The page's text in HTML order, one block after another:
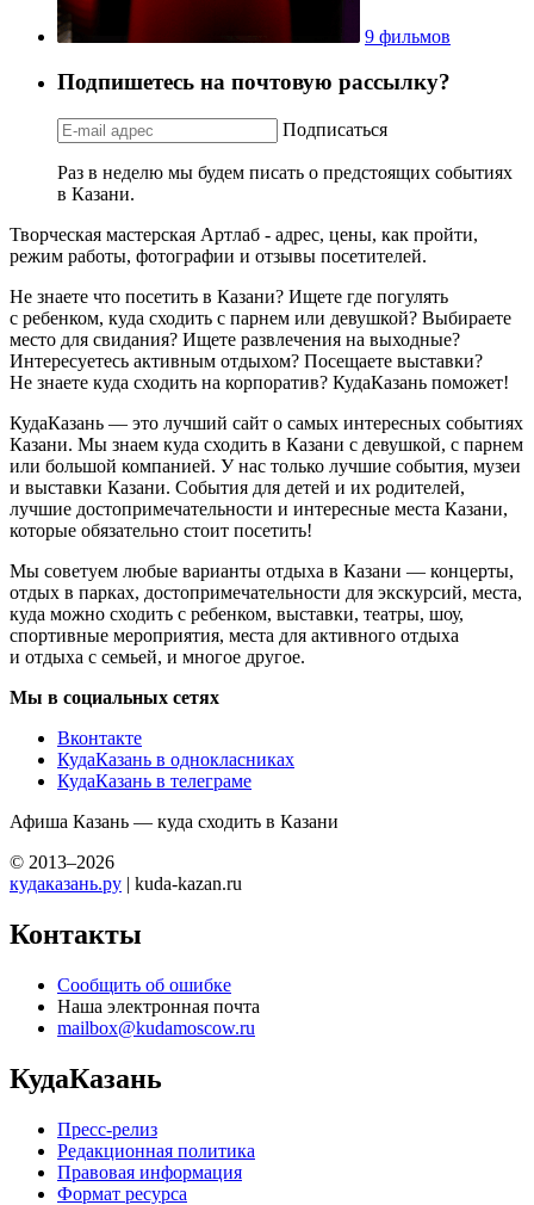
9 фильмов
Подпишетесь на почтовую рассылку?
Подписаться
Раз в неделю мы будем писать о предстоящих событиях
в Казани.
Творческая мастерская Артлаб - адрес, цены, как пройти,
режим работы, фотографии и отзывы посетителей.
Не знаете что посетить в Казани? Ищете где погулять
с ребенком, куда сходить с парнем или девушкой? Выбираете
место для свидания? Ищете развлечения на выходные?
Интересуетесь активным отдыхом? Посещаете выставки?
Не знаете куда сходить на корпоратив? КудаКазань поможет!
КудаКазань — это лучший сайт о самых интересных событиях
Казани. Мы знаем куда сходить в Казани с девушкой, с парнем
или большой компанией. У нас только лучшие события, музеи
и выставки Казани. События для детей и их родителей,
лучшие достопримечательности и интересные места Казани,
которые обязательно стоит посетить!
Мы советуем любые варианты отдыха в Казани — концерты,
отдых в парках, достопримечательности для экскурсий, места,
куда можно сходить с ребенком, выставки, театры, шоу,
спортивные мероприятия, места для активного отдыха
и отдыха с семьей, и многое другое.
Мы в социальных сетях
Вконтакте
КудаКазань в однокласниках
КудаКазань в телеграме
Афиша Казань — куда сходить в Казани
© 2013–2026
кудаказань.ру | kuda-kazan.ru
Контакты
Сообщить об ошибке
Наша электронная почта
mailbox@kudamoscow.ru
КудаКазань
Пресс-релиз
Редакционная политика
Правовая информация
Формат ресурса